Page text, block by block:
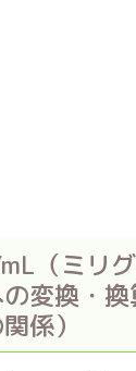
（ミリ
変換・
係）